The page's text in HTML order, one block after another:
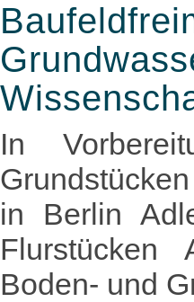
In
in Berlin
Flurstücken
Boden- und